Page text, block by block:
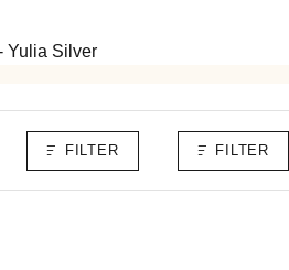
Yulia Silver
FILTER FILTER